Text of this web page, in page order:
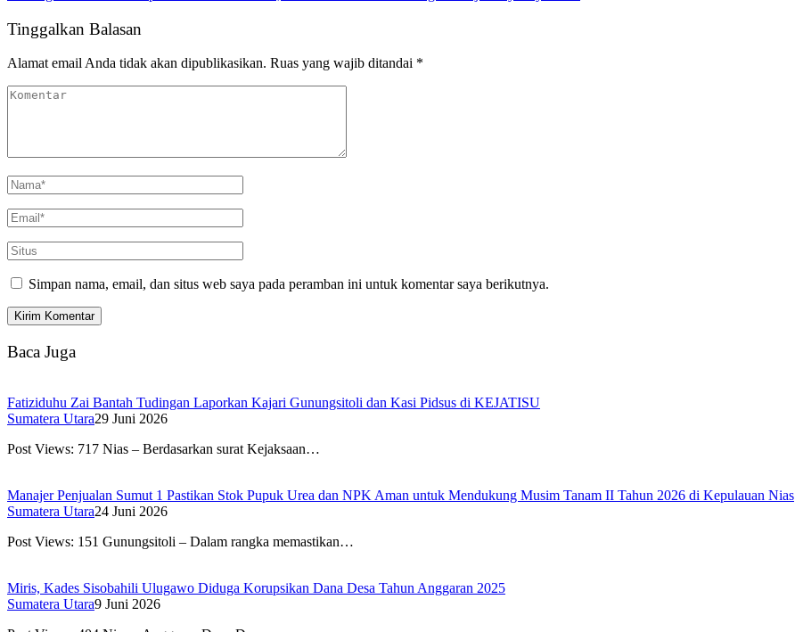
Tinggalkan Balasan
Alamat email Anda tidak akan dipublikasikan. Ruas yang wajib ditandai *
Simpan nama, email, dan situs web saya pada peramban ini untuk komentar saya berikutnya.
Baca Juga
Fatiziduhu Zai Bantah Tudingan Laporkan Kajari Gunungsitoli dan Kasi Pidsus di KEJATISU
Sumatera Utara29 Juni 2026
Post Views: 717 Nias – Berdasarkan surat Kejaksaan…
Manajer Penjualan Sumut 1 Pastikan Stok Pupuk Urea dan NPK Aman untuk Mendukung Musim Tanam II Tahun 2026 di Kepulauan Nias
Sumatera Utara24 Juni 2026
Post Views: 151 Gunungsitoli – Dalam rangka memastikan…
Miris, Kades Sisobahili Ulugawo Diduga Korupsikan Dana Desa Tahun Anggaran 2025
Sumatera Utara9 Juni 2026